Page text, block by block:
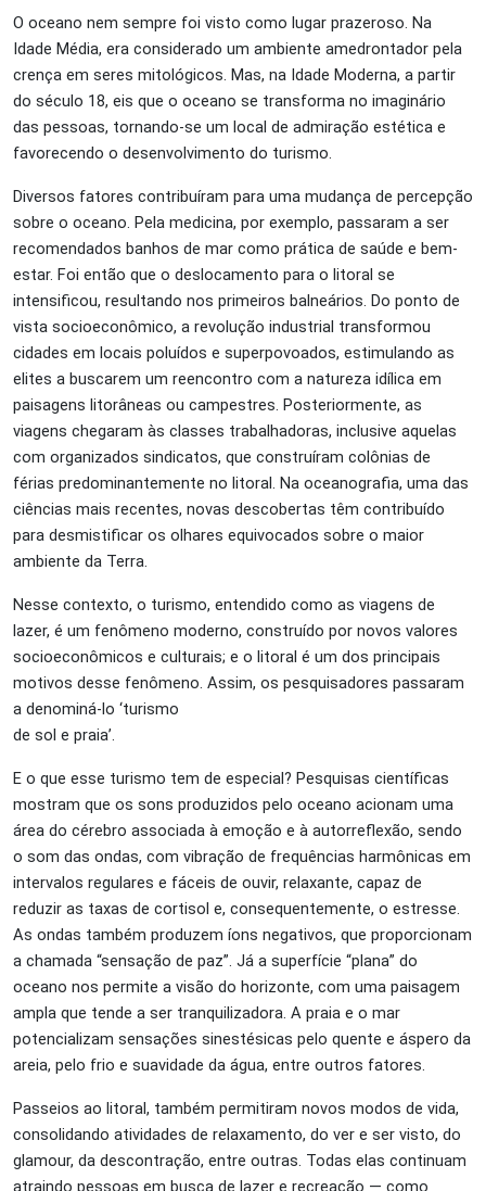
O oceano nem sempre foi visto como lugar prazeroso. Na
Idade Média, era considerado um ambiente amedrontador pela
crença em seres mitológicos. Mas, na Idade Moderna, a partir
do século 18, eis que o oceano se transforma no imaginário
das pessoas, tornando-se um local de admiração estética e
favorecendo o desenvolvimento do turismo.
Diversos fatores contribuíram para uma mudança de percepção
sobre o oceano. Pela medicina, por exemplo, passaram a ser
recomendados banhos de mar como prática de saúde e bem-
estar. Foi então que o deslocamento para o litoral se
intensificou, resultando nos primeiros balneários. Do ponto de
vista socioeconômico, a revolução industrial transformou
cidades em locais poluídos e superpovoados, estimulando as
elites a buscarem um reencontro com a natureza idílica em
paisagens litorâneas ou campestres. Posteriormente, as
viagens chegaram às classes trabalhadoras, inclusive aquelas
com organizados sindicatos, que construíram colônias de
férias predominantemente no litoral. Na oceanografia, uma das
ciências mais recentes, novas descobertas têm contribuído
para desmistificar os olhares equivocados sobre o maior
ambiente da Terra.
Nesse contexto, o turismo, entendido como as viagens de
lazer, é um fenômeno moderno, construído por novos valores
socioeconômicos e culturais; e o litoral é um dos principais
motivos desse fenômeno. Assim, os pesquisadores passaram
a denominá-lo ‘turismo
de sol e praia’.
E o que esse turismo tem de especial? Pesquisas científicas
mostram que os sons produzidos pelo oceano acionam uma
área do cérebro associada à emoção e à autorreflexão, sendo
o som das ondas, com vibração de frequências harmônicas em
intervalos regulares e fáceis de ouvir, relaxante, capaz de
reduzir as taxas de cortisol e, consequentemente, o estresse.
As ondas também produzem íons negativos, que proporcionam
a chamada “sensação de paz”. Já a superfície “plana” do
oceano nos permite a visão do horizonte, com uma paisagem
ampla que tende a ser tranquilizadora. A praia e o mar
potencializam sensações sinestésicas pelo quente e áspero da
areia, pelo frio e suavidade da água, entre outros fatores.
Passeios ao litoral, também permitiram novos modos de vida,
consolidando atividades de relaxamento, do ver e ser visto, do
glamour, da descontração, entre outras. Todas elas continuam
atraindo pessoas em busca de lazer e recreação — como